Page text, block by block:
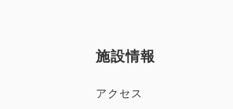
施設情報
アクセス